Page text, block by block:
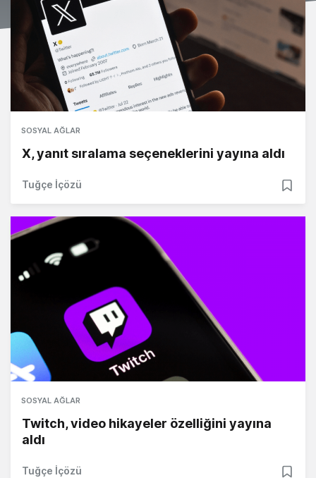
SOSYAL AĞLAR
X, yanıt sıralama seçeneklerini yayına aldı
Tuğçe İçözü
SOSYAL AĞLAR
Twitch, video hikayeler özelliğini yayına
aldı
Tuğçe İçözü